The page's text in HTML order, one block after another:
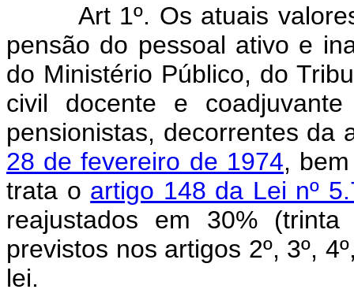
Art 1º. Os atuais
pensão do pessoal ativo e
do Ministério Público, do
civil docente e
pensionistas, decorrentes da
28 de fevereiro de 1974,
trata o artigo 148 da Lei nº
reajustados em 30%
previstos nos artigos 2º, 3º,
lei.